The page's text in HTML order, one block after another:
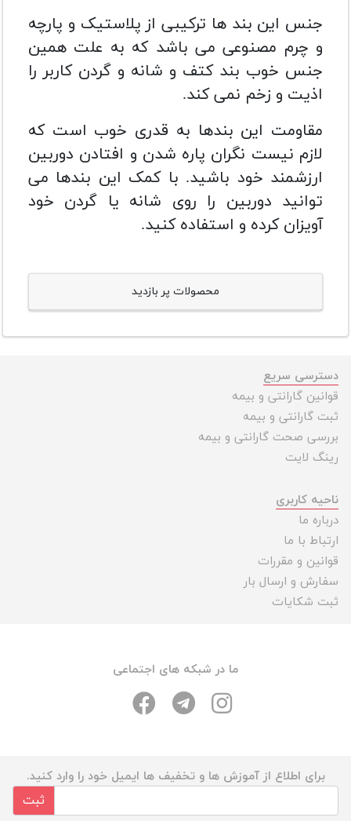
جنس این بند ها ترکیبی از پلاستیک و پارچه
و چرم مصنوعی می باشد که به علت همین
جنس خوب بند کتف و شانه و گردن کاربر را
اذیت و زخم نمی کند.
مقاومت این بندها به قدری خوب است که
لازم نیست نگران پاره شدن و افتادن دوربین
ارزشمند خود باشید. با کمک این بندها می
توانید دوربین را روی شانه یا گردن خود
آویزان کرده و استفاده کنید.
محصولات پر بازدید
دسترسی سریع
قوانین گارانتی و بیمه
ثبت گارانتی و بیمه
بررسی صحت گارانتی و بیمه
رینگ لایت
ناحیه کاربری
درباره ما
ارتباط با ما
قوانین و مقررات
سفارش و ارسال بار
ثبت شکایات
ما در شبکه های اجتماعی
برای اطلاع از آموزش ها و تخفیف ها ایمیل خود را وارد کنید.
ثبت